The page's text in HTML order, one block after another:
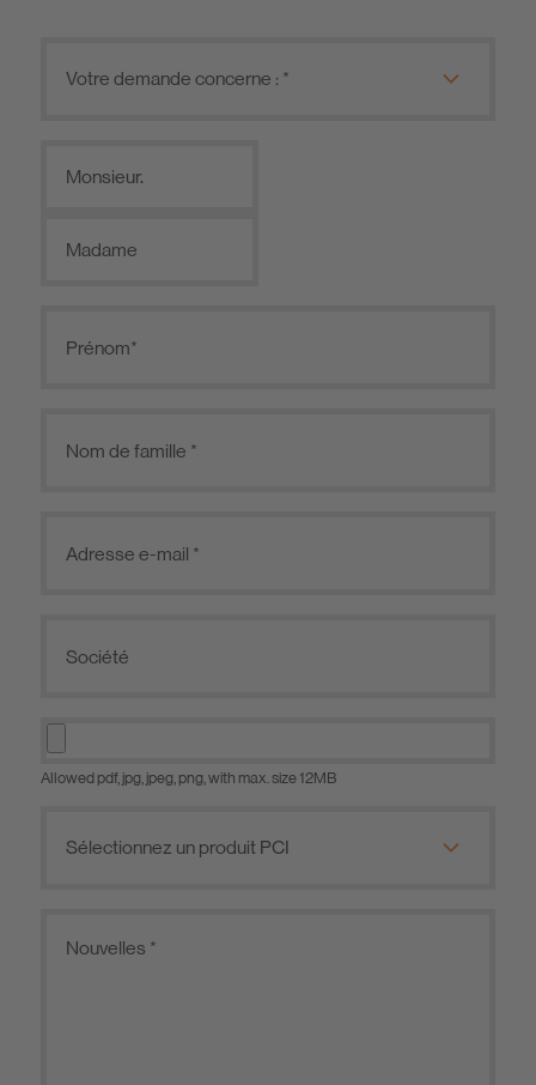
Monsieur.
Madame
Allowed pdf, jpg, jpeg, png, with max. size 12MB